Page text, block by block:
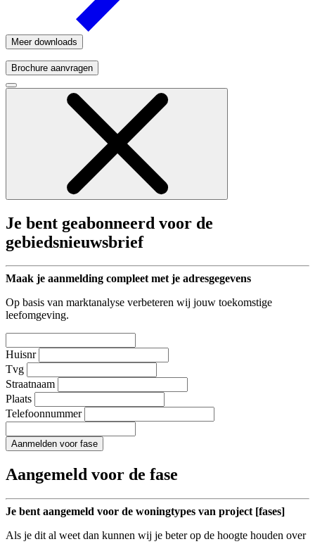
Meer downloads
Brochure aanvragen
Je bent geabonneerd voor de
gebiedsnieuwsbrief
Maak je aanmelding compleet met je adresgegevens
Op basis van marktanalyse verbeteren wij jouw toekomstige
leefomgeving.
Huisnr
Tvg
Straatnaam
Plaats
Telefoonnummer
Aanmelden voor fase
Aangemeld voor de fase
Je bent aangemeld voor de woningtypes van project [fases]
Als je dit al weet dan kunnen wij je beter op de hoogte houden over